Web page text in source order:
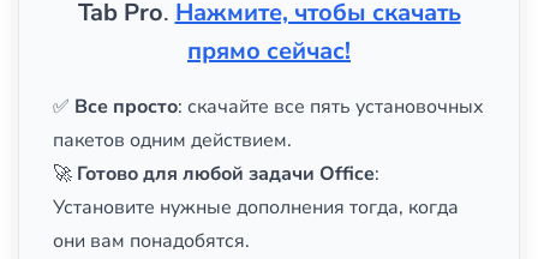
Tab Pro. Нажмите, чтобы скачать
прямо сейчас!
✅ Все просто: скачайте все пять установочных
пакетов одним действием.
🚀 Готово для любой задачи Office:
Установите нужные дополнения тогда, когда
они вам понадобятся.